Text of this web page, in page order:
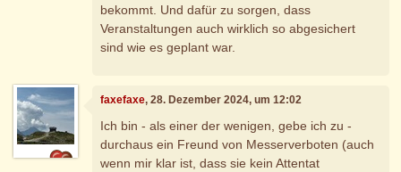
bekommt. Und dafür zu sorgen, dass
Veranstaltungen auch wirklich so abgesichert
sind wie es geplant war.
faxefaxe, 28. Dezember 2024, um 12:02
Ich bin - als einer der wenigen, gebe ich zu -
durchaus ein Freund von Messerverboten (auch
wenn mir klar ist, dass sie kein Attentat